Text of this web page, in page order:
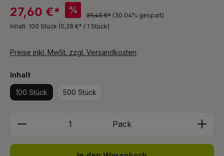
27,60 €* %
39,45 €* (30.04% gespart)
Inhalt: 100 Stück (0,28 €* / 1 Stück)
Preise inkl. MwSt. zzgl. Versandkosten
Inhaltauswählen
100 Stück 500 Stück
Produkt Anzahl: Gib den
Pack